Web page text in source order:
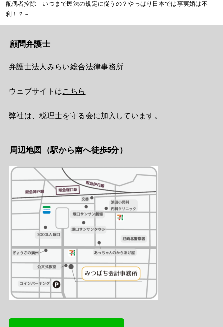
配偶者控除－いつまで民法の規定に従うの？やっぱり日本では事実婚は不
利！？－
顧問弁護士
弁護士法人みらい総合法律事務所
ウェブサイトはこちら
弊社は、税理士を守る会に加入しています。
周辺地図（駅から南へ徒歩5分）